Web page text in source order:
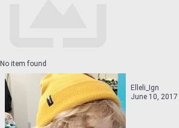
No item found
Elleli_Ign
June 10, 2017